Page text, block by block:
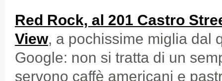
Red Rock, al 201 Castro
View, a pochissime miglia dal
Google: non si tratta di un
servono caffè americani e